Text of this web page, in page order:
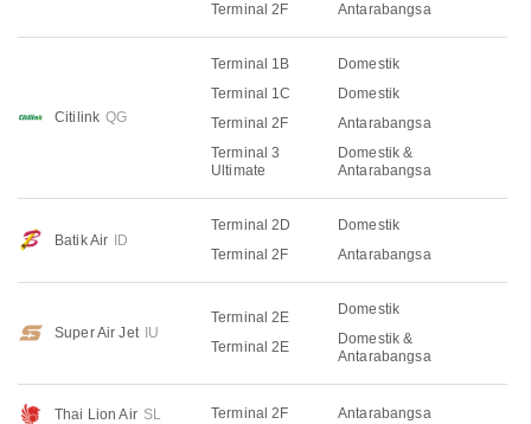
Terminal 2F
Antarabangsa
Citilink QG
Terminal 1B
Terminal 1C
Terminal 2F
Terminal 3
Ultimate
Domestik
Domestik
Antarabangsa
Domestik &
Antarabangsa
Batik Air ID
Terminal 2D
Terminal 2F
Domestik
Antarabangsa
Super Air Jet IU
Terminal 2E
Terminal 2E
Domestik
Domestik &
Antarabangsa
Thai Lion Air SL Terminal 2F Antarabangsa